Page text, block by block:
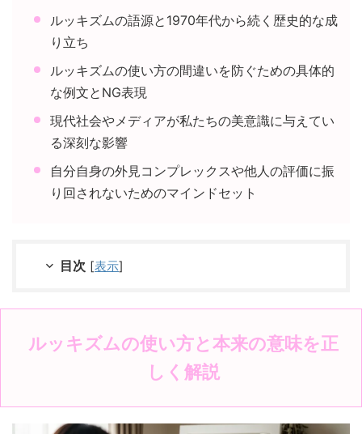
ルッキズムの語源と1970年代から続く歴史的な成
り立ち
ルッキズムの使い方の間違いを防ぐための具体的
な例文とNG表現
現代社会やメディアが私たちの美意識に与えてい
る深刻な影響
自分自身の外見コンプレックスや他人の評価に振
り回されないためのマインドセット
目次 [表示]
ルッキズムの使い方と本来の意味を正
しく解説